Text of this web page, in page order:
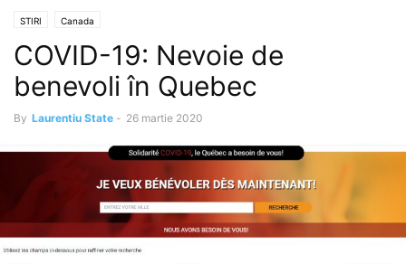
STIRI Canada
COVID-19: Nevoie de
benevoli în Quebec
By Laurentiu State - 26 martie 2020